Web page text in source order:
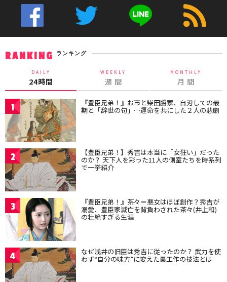
RANKING ランキング
DAILY
24時間
WEEKLY
週 間
MONTHLY
月 間
1 『豊臣兄弟！』お市と柴田勝家、自刃しての最
期と「辞世の句」…運命を共にした２人の悲劇
2 【豊臣兄弟！】秀吉は本当に「女狂い」だった
のか？ 天下人を彩った11人の側室たちを時系列
で一挙紹介
3 『豊臣兄弟！』茶々＝悪女はほぼ創作？秀吉が
溺愛、豊臣家滅亡を背負わされた茶々(井上和)
の壮絶すぎる生涯
4 なぜ浅井の旧臣は秀吉に従ったのか？ 武力を使
わず“自分の味方”に変えた裏工作の技法とは